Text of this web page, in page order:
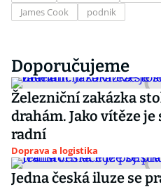
James Cook
podnik
Doporučujeme
Železniční zakázka
drahám. Jako vítěze
radní
Doprava a logistika
Jedna česká iluze se